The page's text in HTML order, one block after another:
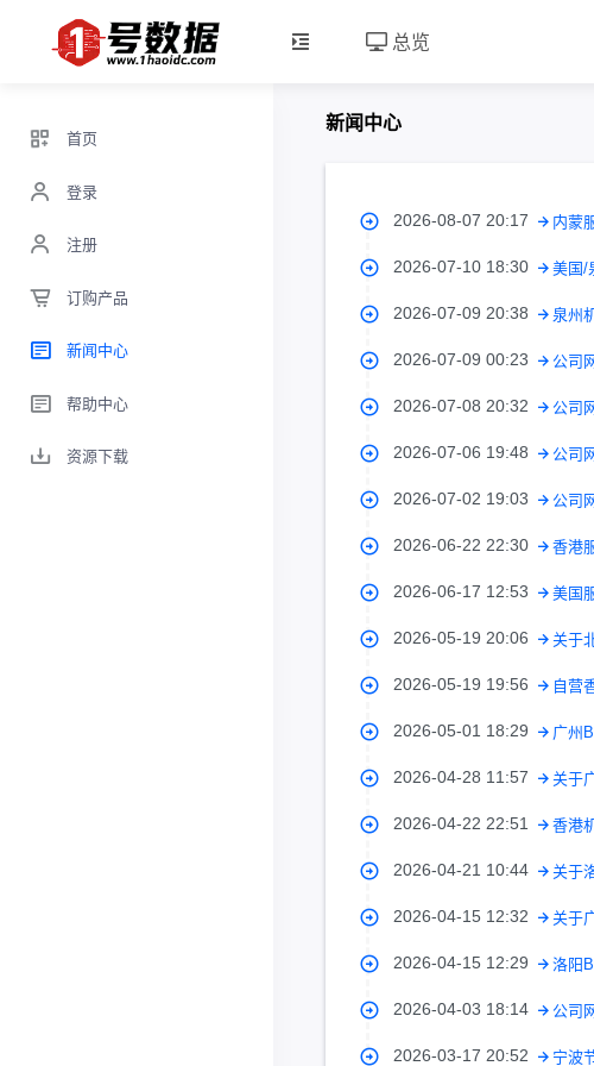
总览
首页
登录
注册
订购产品
新闻中心
帮助中心
资源下载
新闻中心
2026-08-07 20:17 内蒙
2026-07-10 18:30 美国/
2026-07-09 20:38 泉州
2026-07-09 00:23 公司
2026-07-08 20:32 公司
2026-07-06 19:48 公司
2026-07-02 19:03 公司
2026-06-22 22:30 香港
2026-06-17 12:53 美国
2026-05-19 20:06 关于
2026-05-19 19:56 自营
2026-05-01 18:29 广州
2026-04-28 11:57 关于
2026-04-22 22:51 香港
2026-04-21 10:44 关于
2026-04-15 12:32 关于
2026-04-15 12:29 洛阳
2026-04-03 18:14 公司
2026-03-17 20:52 宁波